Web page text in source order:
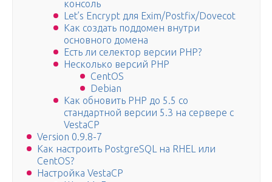
консоль
Let’s Encrypt для Exim/Postfix/Dovecot
Как создать поддомен внутри
основного домена
Есть ли селектор версии PHP?
Несколько версий PHP
CentOS
Debian
Как обновить PHP до 5.5 со
стандартной версии 5.3 на сервере с
VestaCP
Version 0.9.8-7
Как настроить PostgreSQL на RHEL или
CentOS?
Настройка VestaCP